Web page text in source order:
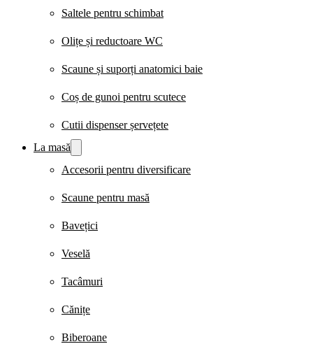
Saltele pentru schimbat
Olițe și reductoare WC
Scaune și suporți anatomici baie
Coș de gunoi pentru scutece
Cutii dispenser șervețete
La masă
Accesorii pentru diversificare
Scaune pentru masă
Bavețici
Veselă
Tacâmuri
Cănițe
Biberoane